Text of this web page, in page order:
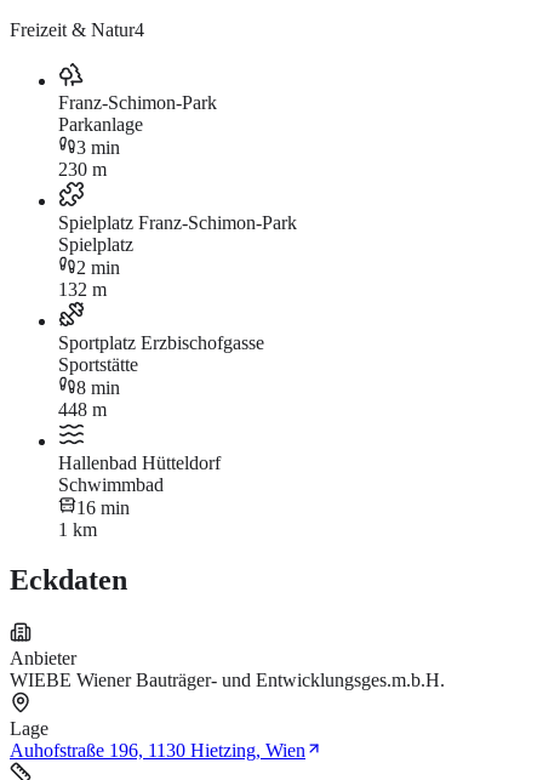
Freizeit & Natur4
Franz-Schimon-Park
Parkanlage
3 min
230 m
Spielplatz Franz-Schimon-Park
Spielplatz
2 min
132 m
Sportplatz Erzbischofgasse
Sportstätte
8 min
448 m
Hallenbad Hütteldorf
Schwimmbad
16 min
1 km
Eckdaten
Anbieter
WIEBE Wiener Bauträger- und Entwicklungsges.m.b.H.
Lage
Auhofstraße 196, 1130 Hietzing, Wien